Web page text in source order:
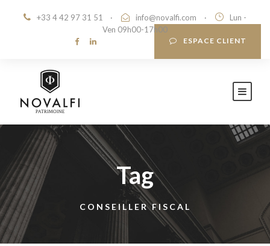
+33 4 42 97 31 51 · info@novalfi.com ·
Lun -
Ven 09h00-17h00
ESPACE CLIENT
Tag
CONSEILLER FISCAL